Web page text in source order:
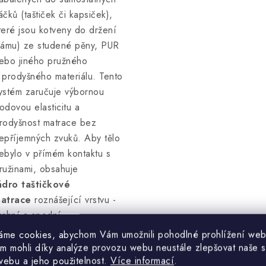
cookies, abychom Vám umožnili pohodlné prohlížení
mohli díky analýze provozu webu neustále zlepšovat naše
a jeho použitelnost. Více informací.
(taštiček či kapsiček),
jsou kotveny do držení
ze studené pěny, PUR
jiného pružného
materiálu. Tento
zaručuje výbornou
elasticitu a
matrace bez
zvuků. Aby tělo
v přímém kontaktu s
obsahuje
taštičkové
roznášející vrstvu -
a spodní
matrace. Deska může
z mnoha materiálů, přičemž
významný vliv na finální